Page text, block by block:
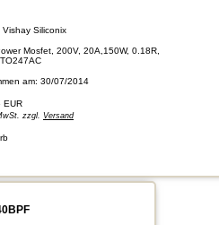
Vishay Siliconix
Mosfet, 200V, 20A,150W, 0.18R,
am: 30/07/2014
EUR
zzgl. Versand